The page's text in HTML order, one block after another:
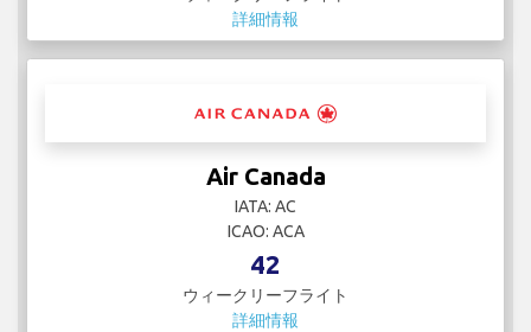
詳細情報
Air Canada
IATA: AC
ICAO: ACA
42
ウィークリーフライト
詳細情報